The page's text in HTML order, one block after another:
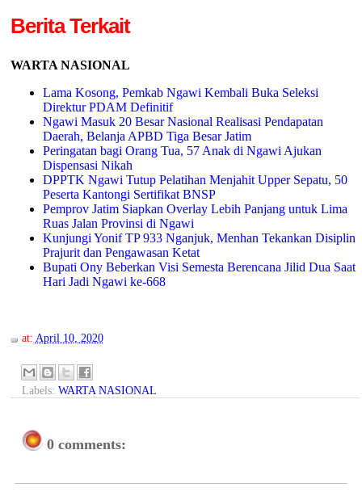
Berita Terkait
WARTA NASIONAL
Lama Kosong, Pemkab Ngawi Kembali Buka Seleksi
Direktur PDAM Definitif
Ngawi Masuk 20 Besar Nasional Realisasi Pendapatan
Daerah, Belanja APBD Tiga Besar Jatim
Peringatan bagi Orang Tua, 57 Anak di Ngawi Ajukan
Dispensasi Nikah
DPPTK Ngawi Tutup Pelatihan Menjahit Upper Sepatu, 50
Peserta Kantongi Sertifikat BNSP
Pemprov Jatim Siapkan Overlay Lebih Panjang untuk Lima
Ruas Jalan Provinsi di Ngawi
Kunjungi Yonif TP 933 Nganjuk, Menhan Tekankan Disiplin
Prajurit dan Pengawasan Ketat
Bupati Ony Beberkan Visi Semesta Berencana Jilid Dua Saat
Hari Jadi Ngawi ke-668
at: April 10, 2020
Labels: WARTA NASIONAL
0 comments: